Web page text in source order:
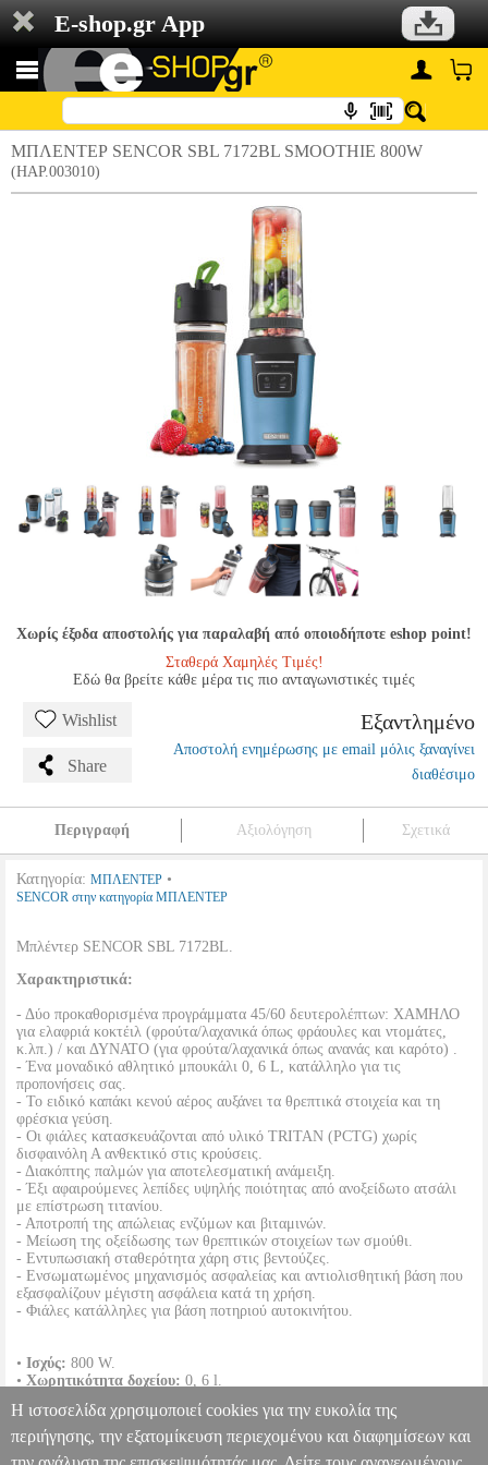
E-shop.gr App
ΜΠΛΕΝΤΕΡ SENCOR SBL 7172BL SMOOTHIE 800W
(HAP.003010)
Χωρίς έξοδα αποστολής για παραλαβή από οποιοδήποτε eshop point!
Σταθερά Χαμηλές Τιμές!
Εδώ θα βρείτε κάθε μέρα τις πιο ανταγωνιστικές τιμές
Wishlist
Share
Εξαντλημένο
Αποστολή ενημέρωσης με email μόλις ξαναγίνει
διαθέσιμο
Περιγραφή Αξιολόγηση Σχετικά
Κατηγορία: ΜΠΛΕΝΤΕΡ •
SENCOR στην κατηγορία ΜΠΛΕΝΤΕΡ
Μπλέντερ SENCOR SBL 7172BL.
Χαρακτηριστικά:
- Δύο προκαθορισμένα προγράμματα 45/60 δευτερολέπτων: ΧΑΜΗΛΟ
για ελαφριά κοκτέιλ (φρούτα/λαχανικά όπως φράουλες και ντομάτες,
κ.λπ.) / και ΔΥΝΑΤΟ (για φρούτα/λαχανικά όπως ανανάς και καρότο) .
- Ένα μοναδικό αθλητικό μπουκάλι 0, 6 L, κατάλληλο για τις
προπονήσεις σας.
- Το ειδικό καπάκι κενού αέρος αυξάνει τα θρεπτικά στοιχεία και τη
φρέσκια γεύση.
- Οι φιάλες κατασκευάζονται από υλικό TRITAN (PCTG) χωρίς
δισφαινόλη Α ανθεκτικό στις κρούσεις.
- Διακόπτης παλμών για αποτελεσματική ανάμειξη.
- Έξι αφαιρούμενες λεπίδες υψηλής ποιότητας από ανοξείδωτο ατσάλι
με επίστρωση τιτανίου.
- Αποτροπή της απώλειας ενζύμων και βιταμινών.
- Μείωση της οξείδωσης των θρεπτικών στοιχείων των σμούθι.
- Εντυπωσιακή σταθερότητα χάρη στις βεντούζες.
- Ενσωματωμένος μηχανισμός ασφαλείας και αντιολισθητική βάση που
εξασφαλίζουν μέγιστη ασφάλεια κατά τη χρήση.
- Φιάλες κατάλληλες για βάση ποτηριού αυτοκινήτου.
• Ισχύς: 800 W.
• Χωρητικότητα δοχείου: 0, 6 l.
• Χρώμα:Μπλέ.
•Εγγύηση: 2 χρόνια.DOA 7 ημερών
Η ιστοσελίδα χρησιμοποιεί cookies για την ευκολία της
περιήγησης, την εξατομίκευση περιεχομένου και διαφημίσεων και